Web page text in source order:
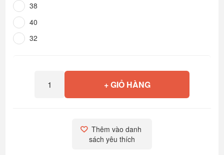
38
40
32
+ GIỎ HÀNG
Thêm vào danh
sách yêu thích